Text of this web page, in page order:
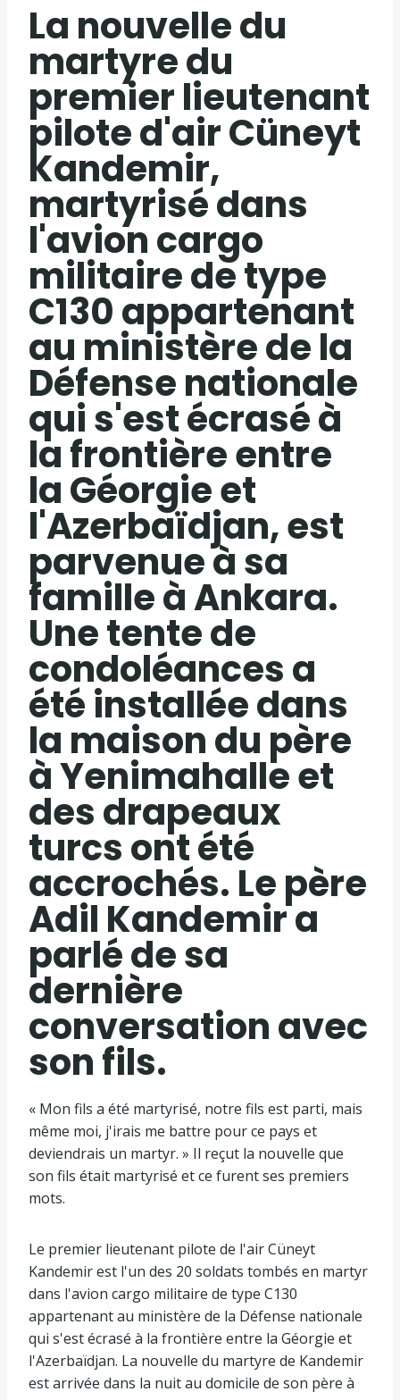
La nouvelle du
martyre du
premier lieutenant
pilote d'air Cüneyt
Kandemir,
martyrisé dans
l'avion cargo
militaire de type
C130 appartenant
au ministère de la
Défense nationale
qui s'est écrasé à
la frontière entre
la Géorgie et
l'Azerbaïdjan, est
parvenue à sa
famille à Ankara.
Une tente de
condoléances a
été installée dans
la maison du père
à Yenimahalle et
des drapeaux
turcs ont été
accrochés. Le père
Adil Kandemir a
parlé de sa
dernière
conversation avec
son fils.
« Mon fils a été martyrisé, notre fils est parti, mais
même moi, j'irais me battre pour ce pays et
deviendrais un martyr. » Il reçut la nouvelle que
son fils était martyrisé et ce furent ses premiers
mots.
Le premier lieutenant pilote de l'air Cüneyt
Kandemir est l'un des 20 soldats tombés en martyr
dans l'avion cargo militaire de type C130
appartenant au ministère de la Défense nationale
qui s'est écrasé à la frontière entre la Géorgie et
l'Azerbaïdjan. La nouvelle du martyre de Kandemir
est arrivée dans la nuit au domicile de son père à